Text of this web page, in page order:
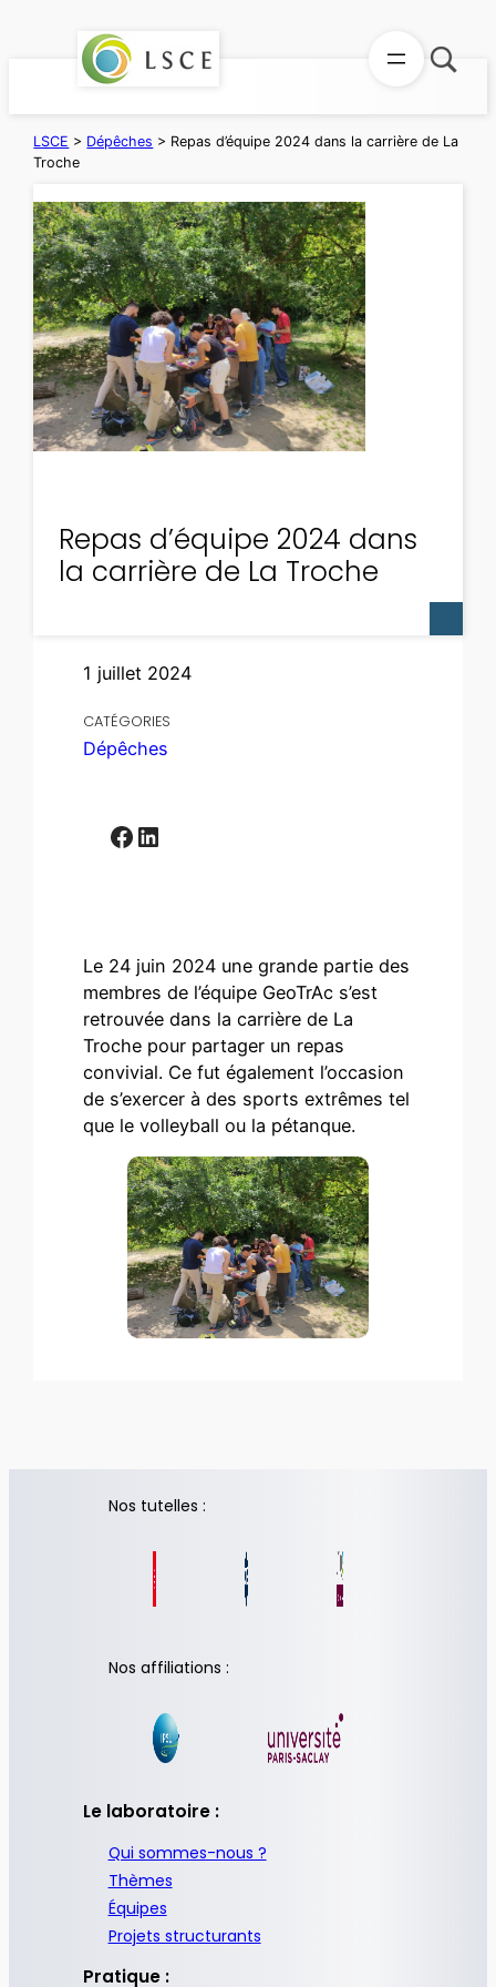
LSCE > Dépêches > Repas d’équipe 2024 dans la carrière de La
Troche
Repas d’équipe 2024 dans
la carrière de La Troche
1 juillet 2024
CATÉGORIES
Dépêches
Facebook LinkedIn
Le 24 juin 2024 une grande partie des
membres de l’équipe GeoTrAc s’est
retrouvée dans la carrière de La
Troche pour partager un repas
convivial. Ce fut également l’occasion
de s’exercer à des sports extrêmes tel
que le volleyball ou la pétanque.
Nos tutelles :
Nos affiliations :
Le laboratoire :
Qui sommes-nous ?
Thèmes
Équipes
Projets structurants
Pratique :